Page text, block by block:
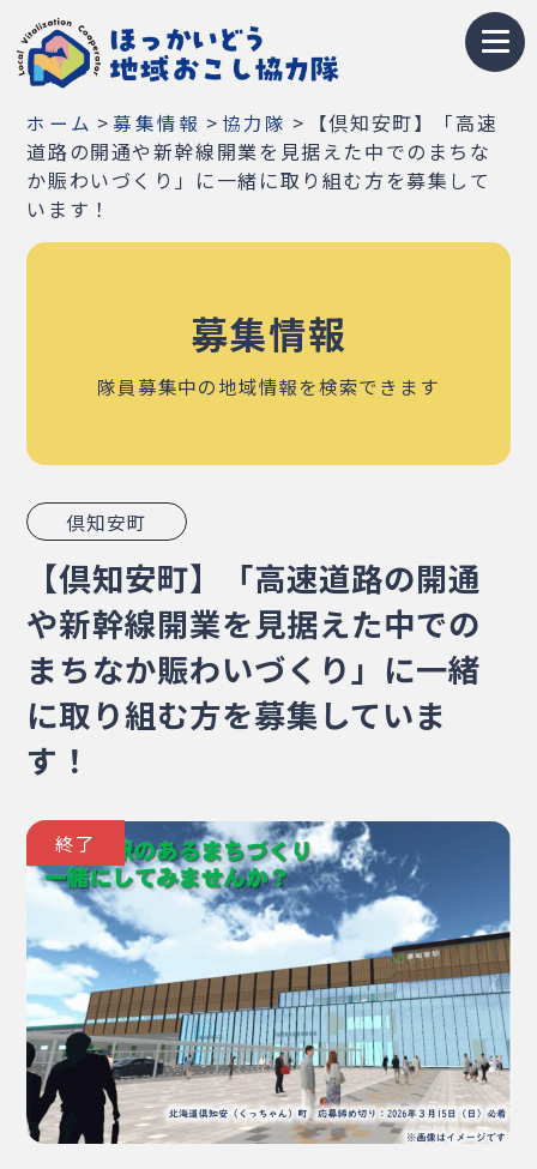
トップページ
地域おこし協力隊とは
募集情報
イベント・研修会
隊員紹介
Q&A
・相談窓口・お問合せ・リンク集
・プライバシーポリシー
・サイトマップ
ホーム > 募集情報 > 協力隊 > 【倶知安町】「高速
道路の開通や新幹線開業を見据えた中でのまちな
か賑わいづくり」に一緒に取り組む方を募集して
います！
募集情報
隊員募集中の地域情報を検索できます
倶知安町
【倶知安町】「高速道路の開通
や新幹線開業を見据えた中での
まちなか賑わいづくり」に一緒
に取り組む方を募集していま
す！
終了